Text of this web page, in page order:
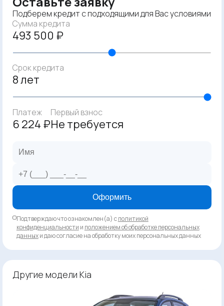
Подберем кредит с подходящими для Вас условиями
Сумма кредита
493 500 ₽
Срок кредита
8 лет
Платеж
6 224 ₽
Первый взнос
Не требуется
Оформить
Подтверждаю что ознакомлен(а) сполитикой
конфиденциальности и положением об обработке персональных
данныхи даю согласие на обработку моих персональных данных
Другие модели Kia